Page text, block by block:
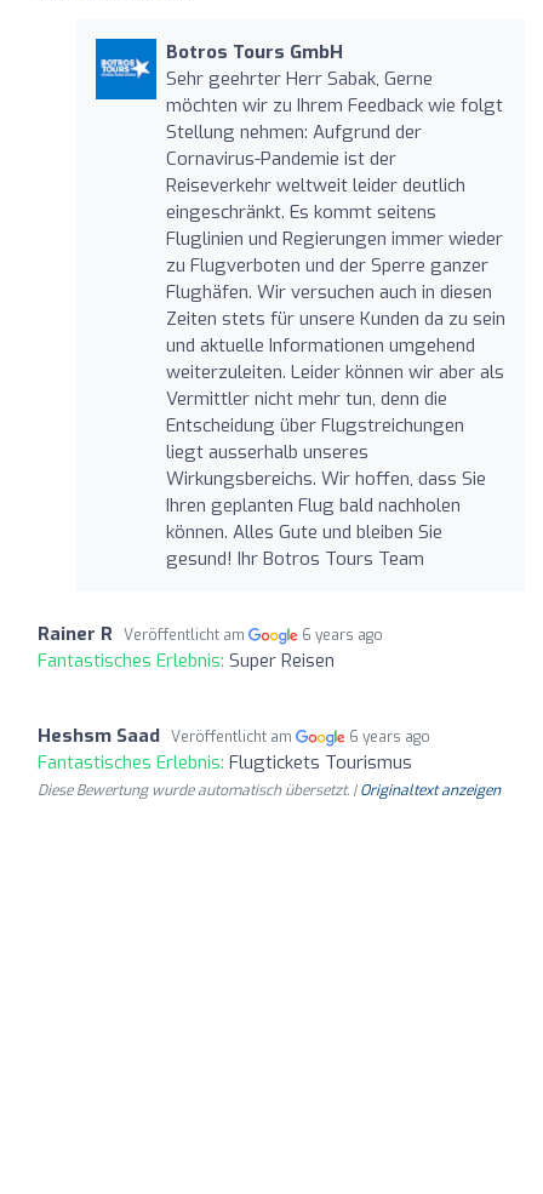
Botros Tours GmbH
Sehr geehrter Herr Sabak, Gerne
möchten wir zu Ihrem Feedback wie folgt
Stellung nehmen: Aufgrund der
Cornavirus-Pandemie ist der
Reiseverkehr weltweit leider deutlich
eingeschränkt. Es kommt seitens
Fluglinien und Regierungen immer wieder
zu Flugverboten und der Sperre ganzer
Flughäfen. Wir versuchen auch in diesen
Zeiten stets für unsere Kunden da zu sein
und aktuelle Informationen umgehend
weiterzuleiten. Leider können wir aber als
Vermittler nicht mehr tun, denn die
Entscheidung über Flugstreichungen
liegt ausserhalb unseres
Wirkungsbereichs. Wir hoffen, dass Sie
Ihren geplanten Flug bald nachholen
können. Alles Gute und bleiben Sie
gesund! Ihr Botros Tours Team
Rainer R Veröffentlicht am 6 years ago
Fantastisches Erlebnis: Super Reisen
Heshsm Saad Veröffentlicht am 6 years ago
Fantastisches Erlebnis: Flugtickets Tourismus
Diese Bewertung wurde automatisch übersetzt. |Originaltext anzeigen